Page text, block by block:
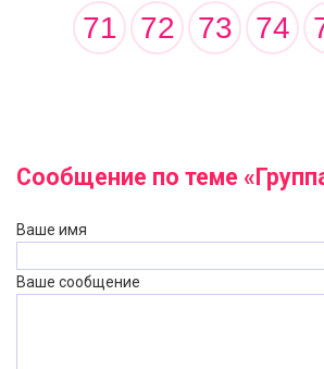
71
72 73 74
Сообщение по теме
Ваше имя
Ваше сообщение